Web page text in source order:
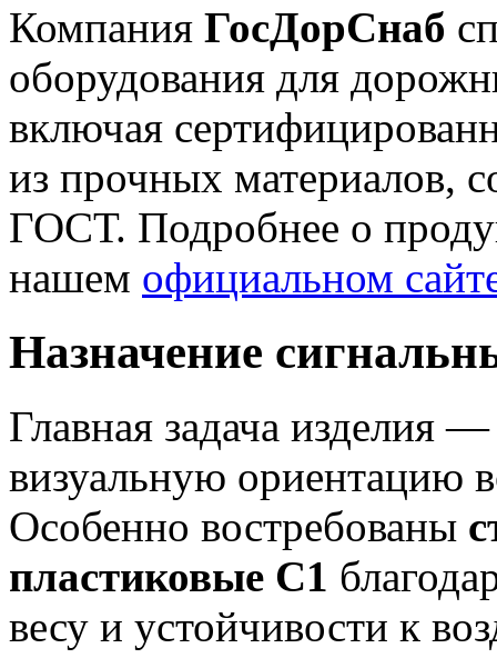
Компания ГосДорСнаб
оборудования для
включая
из прочных материалов,
ГОСТ. Подробнее о
нашем официальном
Назначение
Главная задача изделия
визуальную ориентацию
Особенно востребованы
пластиковые С1
весу и устойчивости к